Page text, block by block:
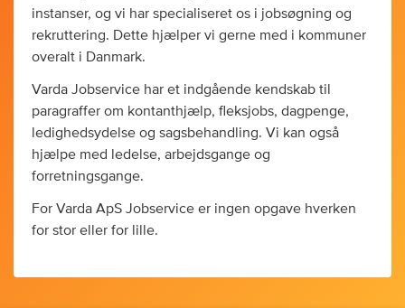
instanser, og vi har specialiseret os i jobsøgning og
rekruttering. Dette hjælper vi gerne med i kommuner
overalt i Danmark.
Varda Jobservice har et indgående kendskab til
paragraffer om kontanthjælp, fleksjobs, dagpenge,
ledighedsydelse og sagsbehandling. Vi kan også
hjælpe med ledelse, arbejdsgange og
forretningsgange.
For Varda ApS Jobservice er ingen opgave hverken
for stor eller for lille.